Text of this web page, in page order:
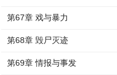
第67章 戏与暴力
第68章 毁尸灭迹
第69章 情报与事发